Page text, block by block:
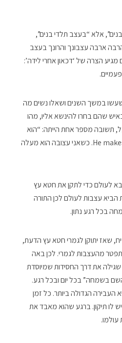
אלא “בעצב תלדי בנים”,
ארבה עצבונך והרונך בעצב
הצרה של ‘דכאון אחרי לידה’:
במשך השנים ושאלו נשים מה
שהם בחרו להינשא אליו, מהו
תשובה מספר אחת הייתה: “הוא
גורם לי לצחוק” He makes me lough. כשאני עצובה הוא מעלה
לעולם כדי לתקן את חטא עץ
עצבות לעולם לכן התורה
בכל רגע נתון.
שאז יתוקן לגמרי חטא עץ הדעת,
מהעצבות לגמרי. לכן באה
את דרך החסידות שמיוסדת
בשמחה” בכל יום ובכל רגע.
העבירה הגדולה ביותר. כל זמן
לו תיקון. ברגע שהוא מאבד את